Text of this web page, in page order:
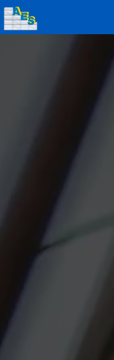
Panneau de gestion des cookies